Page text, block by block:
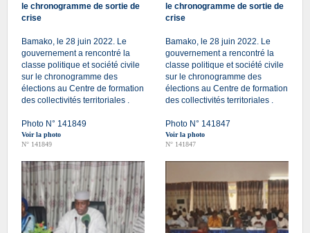
le chronogramme de sortie de
crise
Bamako, le 28 juin 2022. Le
gouvernement a rencontré la
classe politique et société civile
sur le chronogramme des
élections au Centre de formation
des collectivités territoriales .
Photo N° 141849
Voir la photo
N° 141849
le chronogramme de sortie de
crise
Bamako, le 28 juin 2022. Le
gouvernement a rencontré la
classe politique et société civile
sur le chronogramme des
élections au Centre de formation
des collectivités territoriales .
Photo N° 141847
Voir la photo
N° 141847